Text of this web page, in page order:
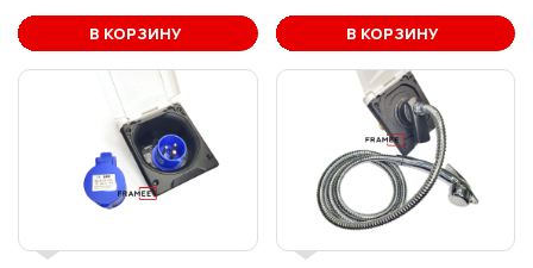
В КОРЗИНУ В КОРЗИНУ
В корзине